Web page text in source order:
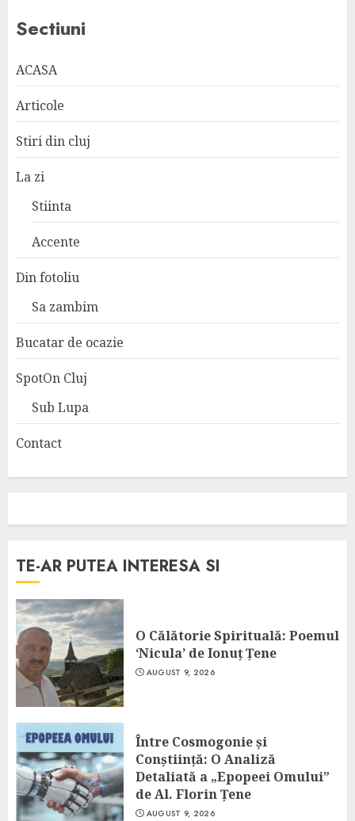
Sectiuni
ACASA
Articole
Stiri din cluj
La zi
Stiinta
Accente
Din fotoliu
Sa zambim
Bucatar de ocazie
SpotOn Cluj
Sub Lupa
Contact
TE-AR PUTEA INTERESA SI
O Călătorie Spirituală: Poemul
‘Nicula’ de Ionuț Țene
AUGUST 9, 2026
Între Cosmogonie și
Conștiință: O Analiză
Detaliată a „Epopeei Omului”
de Al. Florin Țene
AUGUST 9, 2026